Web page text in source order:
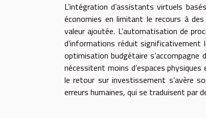
L’intégration d’assistants virtuels
économies en limitant le recours à
valeur ajoutée. L’automatisation de
d’informations réduit
optimisation budgétaire s’accompagne
nécessitent moins d’espaces
le retour sur investissement s’avère
erreurs humaines, qui se traduisent par